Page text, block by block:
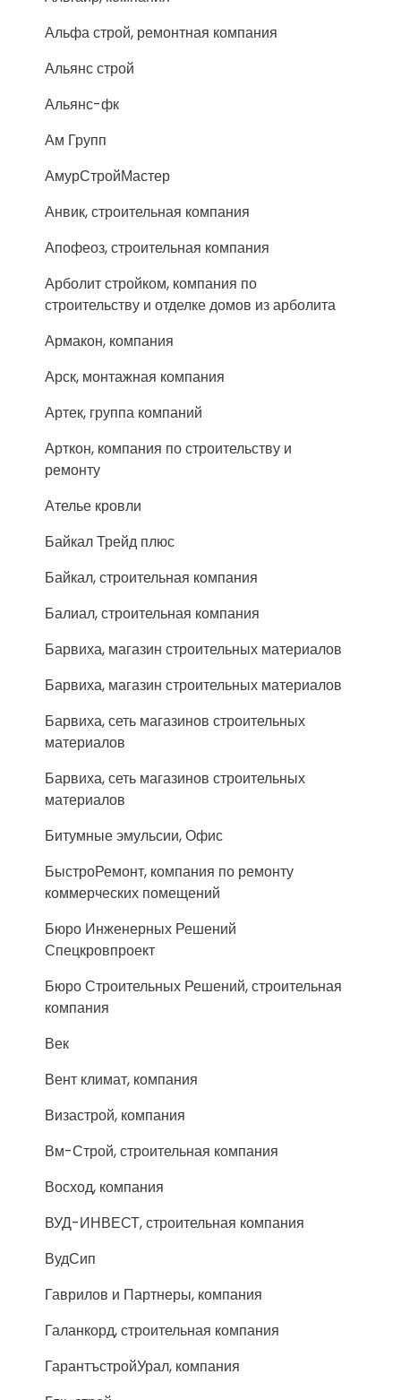
Альфа строй, ремонтная компания
Альянс строй
Альянс-фк
Ам Групп
АмурСтройМастер
Анвик, строительная компания
Апофеоз, строительная компания
Арболит стройком, компания по
строительству и отделке домов из арболита
Армакон, компания
Арск, монтажная компания
Артек, группа компаний
Арткон, компания по строительству и
ремонту
Ателье кровли
Байкал Трейд плюс
Байкал, строительная компания
Балиал, строительная компания
Барвиха, магазин строительных материалов
Барвиха, магазин строительных материалов
Барвиха, сеть магазинов строительных
материалов
Барвиха, сеть магазинов строительных
материалов
Битумные эмульсии, Офис
БыстроРемонт, компания по ремонту
коммерческих помещений
Бюро Инженерных Решений
Спецкровпроект
Бюро Строительных Решений, строительная
компания
Век
Вент климат, компания
Визастрой, компания
Вм-Строй, строительная компания
Восход, компания
ВУД-ИНВЕСТ, строительная компания
ВудСип
Гаврилов и Партнеры, компания
Галанкорд, строительная компания
ГарантъстройУрал, компания